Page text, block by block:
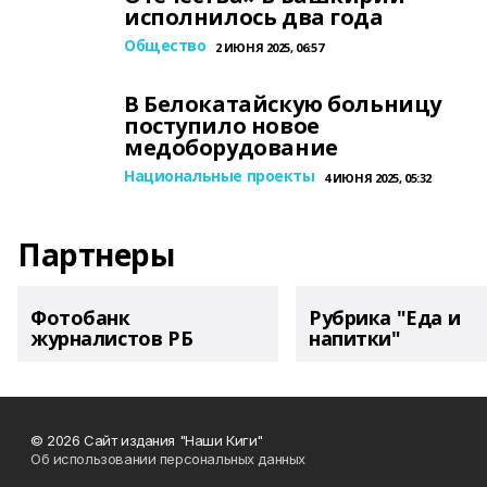
исполнилось два года
Общество 2 ИЮНЯ 2025, 06:57
В Белокатайскую больницу
поступило новое
медоборудование
Национальные проекты 4 ИЮНЯ 2025, 05:32
Партнеры
Фотобанк
журналистов РБ
Рубрика "Еда и
напитки"
© 2026 Сайт издания "Наши Киги"
Об использовании персональных данных